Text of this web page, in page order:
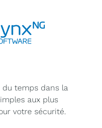
du temps dans la
aux plus
votre sécurité.